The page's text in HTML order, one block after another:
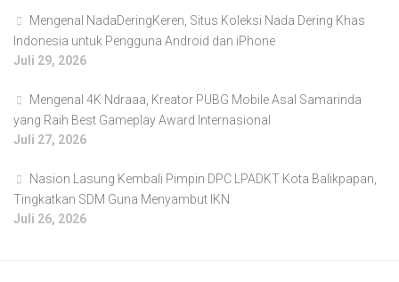
Mengenal NadaDeringKeren, Situs Koleksi Nada Dering Khas
Indonesia untuk Pengguna Android dan iPhone
Juli 29, 2026
Mengenal 4K Ndraaa, Kreator PUBG Mobile Asal Samarinda
yang Raih Best Gameplay Award Internasional
Juli 27, 2026
Nasion Lasung Kembali Pimpin DPC LPADKT Kota Balikpapan,
Tingkatkan SDM Guna Menyambut IKN
Juli 26, 2026